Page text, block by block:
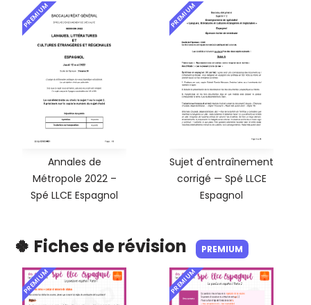
PREMIUM
Annales de
Métropole 2022 –
Spé LLCE Espagnol
PREMIUM
Sujet d'entraînement
corrigé — Spé LLCE
Espagnol
🍀 Fiches de révision PREMIUM
PREMIUM PREMIUM